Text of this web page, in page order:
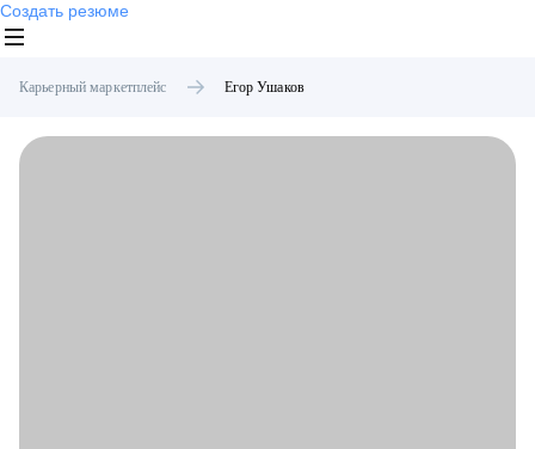
Создать резюме
Карьерный маркетплейс Егор Ушаков